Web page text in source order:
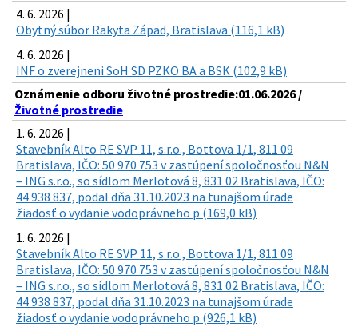
4. 6. 2026 |
Obytný súbor Rakyta Západ, Bratislava (116,1 kB)
4. 6. 2026 |
INF o zverejneni SoH SD PZKO BA a BSK (102,9 kB)
Oznámenie odboru životné prostredie:01.06.2026 /
Životné prostredie
1. 6. 2026 |
Stavebník Alto RE SVP 11, s.r.o., Bottova 1/1, 811 09
Bratislava, IČO: 50 970 753 v zastúpení spoločnosťou N&N
– ING s.r.o., so sídlom Merlotová 8, 831 02 Bratislava, IČO:
44 938 837, podal dňa 31.10.2023 na tunajšom úrade
žiadosť o vydanie vodoprávneho p (169,0 kB)
1. 6. 2026 |
Stavebník Alto RE SVP 11, s.r.o., Bottova 1/1, 811 09
Bratislava, IČO: 50 970 753 v zastúpení spoločnosťou N&N
– ING s.r.o., so sídlom Merlotová 8, 831 02 Bratislava, IČO:
44 938 837, podal dňa 31.10.2023 na tunajšom úrade
žiadosť o vydanie vodoprávneho p (926,1 kB)